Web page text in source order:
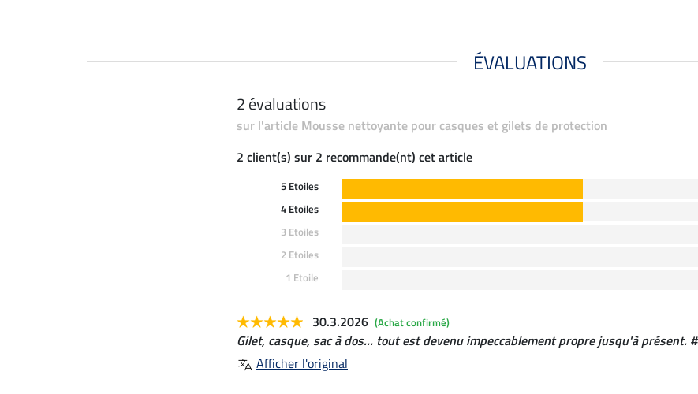
ÉVALUATIONS
2 évaluations
sur l'article Mousse nettoyante pour casques et gilets de protection
2 client(s) sur 2 recommande(nt) cet article
5 Etoiles
4 Etoiles
3 Etoiles
2 Etoiles
1 Etoile
30.3.2026 (Achat confirmé)
Gilet, casque, sac à dos... tout est devenu impeccablement propre jusqu'à présent. #
Afficher l'original